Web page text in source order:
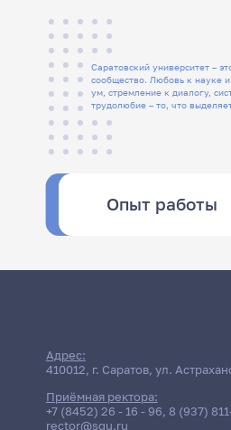
Саратовский университет –
сообщество. Любовь к науке
ум, стремление к диалогу, системность и
трудолюбие – то, что
Опыт работы
Адрес:
410012, г. Саратов, ул.
Приёмная ректора:
+7 (8452) 26 - 16 - 96, 8 (937)
rector@sgu.ru